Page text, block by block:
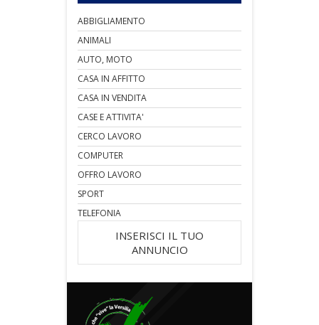
ABBIGLIAMENTO
ANIMALI
AUTO, MOTO
CASA IN AFFITTO
CASA IN VENDITA
CASE E ATTIVITA'
CERCO LAVORO
COMPUTER
OFFRO LAVORO
SPORT
TELEFONIA
INSERISCI IL TUO
ANNUNCIO